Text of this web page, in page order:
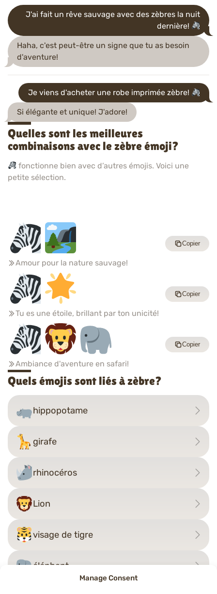
Manage Consent
J'ai fait un rêve sauvage avec des zèbres la nuit
dernière!
Haha, c'est peut-être un signe que tu as besoin
d'aventure!
Je viens d'acheter une robe imprimée zèbre!
Si élégante et unique! J'adore!
Quelles sont les meilleures
combinaisons avec le zèbre émoji?
fonctionne bien avec d’autres émojis. Voici une
petite sélection.
Amour pour la nature sauvage!
Copier
Tu es une étoile, brillant par ton unicité!
Copier
Ambiance d'aventure en safari!
Copier
Quels émojis sont liés à zèbre?
hippopotame
girafe
rhinocéros
Lion
visage de tigre
éléphant